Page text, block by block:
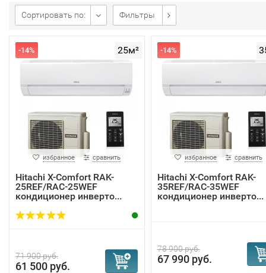
Сортировать по: Фильтры
25м²
-14%
избранное сравнить
Hitachi Х-Сomfort RAK-
25REF/RAC-25WEF
кондиционер инверто...
71 900 руб.
61 500 руб.
-14%
избранное сравнить
Hitachi Х-Сomfort RAK-
35REF/RAC-35WEF
кондиционер инверто...
78 900 руб.
67 990 руб.